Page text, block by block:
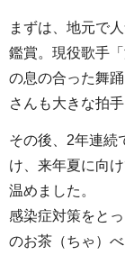
まずは、地元で
鑑賞。現役歌手
の息の合った舞
さんも大きな拍
その後、2年連続
け、来年夏に向
温めました。
感染症対策をと
のお茶（ちゃ）べ